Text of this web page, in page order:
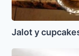
Jalot y